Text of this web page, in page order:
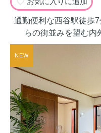
通勤便利な西谷駅徒
らの街並みを望む内